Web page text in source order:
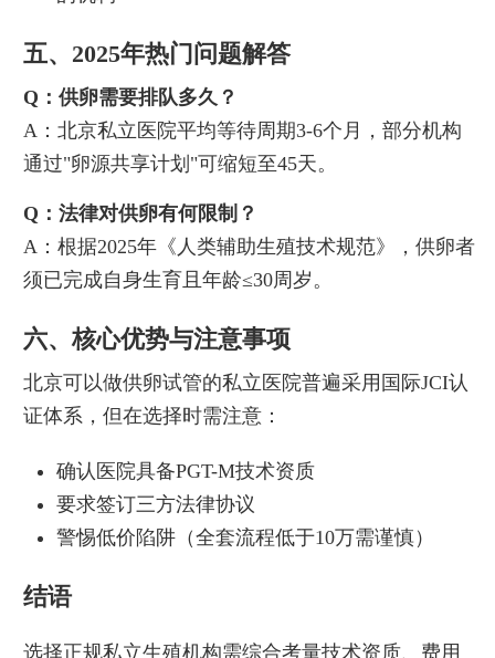
五、2025年热门问题解答
Q：供卵需要排队多久？
A：北京私立医院平均等待周期3-6个月，部分机构
通过"卵源共享计划"可缩短至45天。
Q：法律对供卵有何限制？
A：根据2025年《人类辅助生殖技术规范》，供卵者
须已完成自身生育且年龄≤30周岁。
六、核心优势与注意事项
北京可以做供卵试管的私立医院普遍采用国际JCI认
证体系，但在选择时需注意：
确认医院具备PGT-M技术资质
要求签订三方法律协议
警惕低价陷阱（全套流程低于10万需谨慎）
结语
选择正规私立生殖机构需综合考量技术资质、费用